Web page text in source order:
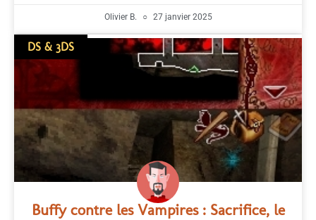
Olivier B. 27 janvier 2025
DS & 3DS
Buffy contre les Vampires : Sacrifice, le